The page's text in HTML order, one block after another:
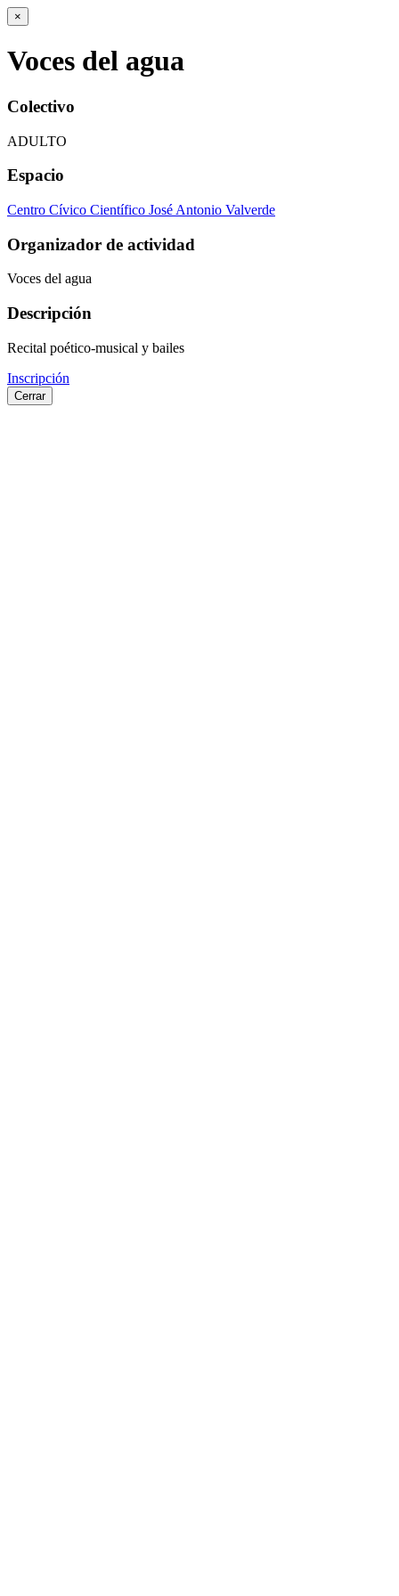
×
Voces del agua
Colectivo
ADULTO
Espacio
Centro Cívico Científico José Antonio Valverde
Organizador de actividad
Voces del agua
Descripción
Recital poético-musical y bailes
Inscripción
Cerrar